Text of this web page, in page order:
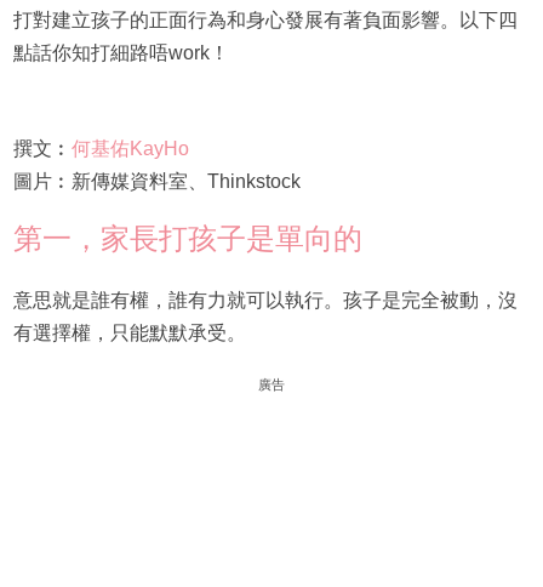
打對建立孩子的正面行為和身心發展有著負面影響。以下四
點話你知打細路唔work！
撰文︰ 何基佑KayHo
圖片︰新傳媒資料室、Thinkstock
第一，家長打孩子是單向的
意思就是誰有權，誰有力就可以執行。孩子是完全被動，沒
有選擇權，只能默默承受。
廣告